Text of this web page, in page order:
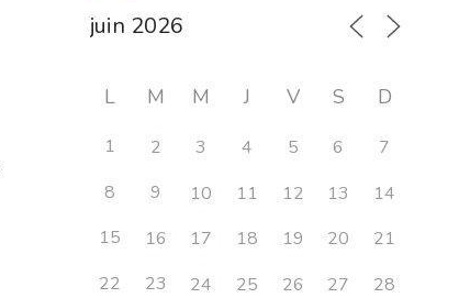
L M M J V S D
1 2 3 4 5 6
7
8
9 10 11 12 13
14
15
16 17 18 19 20
21
22
23 24 25 26 27
28